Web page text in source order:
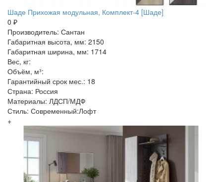
Шаде Прихожая модульная, Комплект-4 [Шаде]
0 ₽
Производитель: Сантан
Габаритная высота, мм: 2150
Габаритная ширина, мм: 1714
Вес, кг:
Объём, м³:
Гарантийный срок мес.: 18
Страна: Россия
Материалы: ЛДСП/МДФ
Стиль: Современный:Лофт
+